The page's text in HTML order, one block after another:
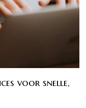
voor snelle,